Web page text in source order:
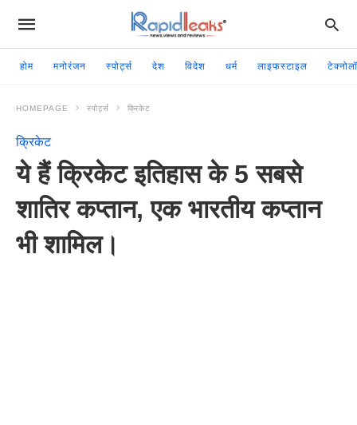
होम मनोरंजन स्पोर्ट्स देश विदेश धर्म लाइफस्टाइल
HOMEPAGE स्पोर्ट्स क्रिकेट
क्रिकेट
ये हैं क्रिकेट इतिहास के 5 सबसे
शातिर कप्तान, एक भारतीय कप्तान
भी शामिल।